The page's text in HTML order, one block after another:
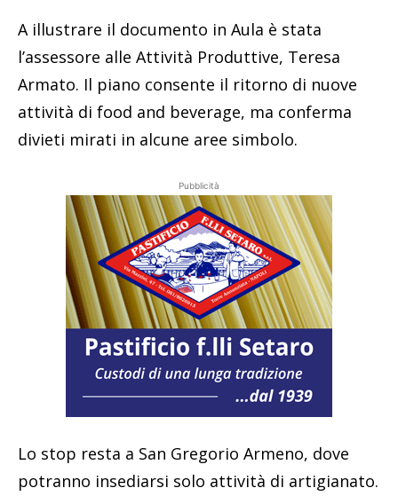
A illustrare il documento in Aula è stata
l’assessore alle Attività Produttive, Teresa
Armato. Il piano consente il ritorno di nuove
attività di food and beverage, ma conferma
divieti mirati in alcune aree simbolo.
Pubblicità
Lo stop resta a San Gregorio Armeno, dove
potranno insediarsi solo attività di artigianato.